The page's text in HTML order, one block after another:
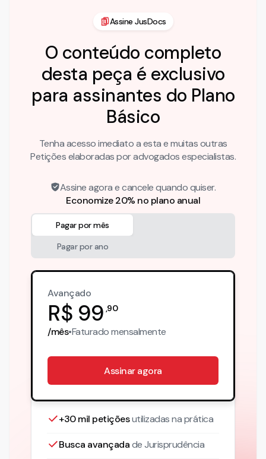
Assine JusDocs
O conteúdo completo
desta peça é exclusivo
para assinantes do Plano
Básico
Tenha acesso imediato a esta e muitas outras
Petições elaboradas por advogados especialistas.
Assine agora e cancele quando quiser.
Economize 20% no plano anual
Pagar por mês
Pagar por ano
Avançado
R$ 99 ,90
/mês•Faturadomensalmente
Assinar agora
+30 mil petiçõesutilizadas na prática
Busca avançadade Jurisprudência